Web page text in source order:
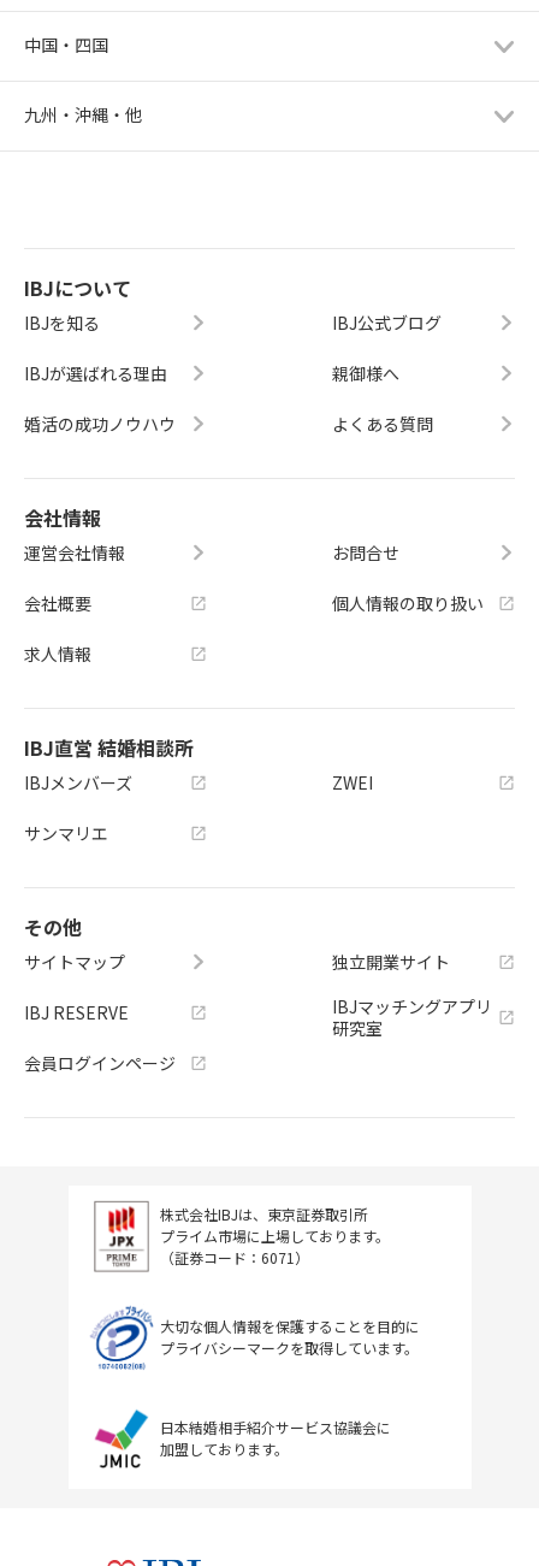
中国・四国
九州・沖縄・他
IBJについて
IBJを知る
IBJが選ばれる理由
婚活の成功ノウハウ
IBJ公式ブログ
親御様へ
よくある質問
会社情報
運営会社情報
会社概要
求人情報
お問合せ
個人情報の取り扱い
IBJ直営 結婚相談所
IBJメンバーズ
サンマリエ
ZWEI
その他
サイトマップ
IBJ RESERVE
会員ログインページ
独立開業サイト
IBJマッチングアプリ
研究室
株式会社IBJは、東京証券取引所
プライム市場に上場しております。
（証券コード：6071）
大切な個人情報を保護することを目的に
プライバシーマークを取得しています。
日本結婚相手紹介サービス協議会に
加盟しております。